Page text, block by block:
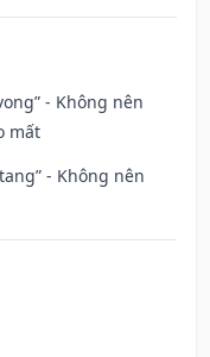
- Không nên
mất
- Không nên